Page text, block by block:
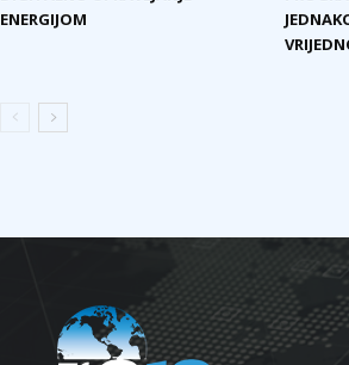
ENERGIJOM